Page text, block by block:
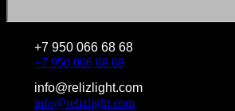
+7 950 066 68 68
+7 950 066 68 68
info@relizlight.com
info@relizlight.com